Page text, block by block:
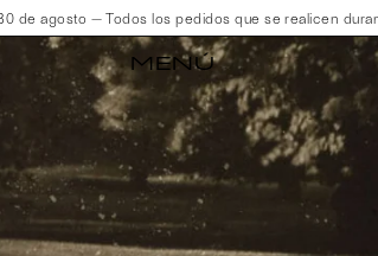
de agosto — Todos los pedidos que se realicen
MENÚ